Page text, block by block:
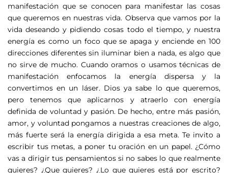
manifestación que se conocen para manifestar las cosas
que queremos en nuestras vida. Observa que vamos por la
vida deseando y pidiendo cosas todo el tiempo, y nuestra
energía es como un foco que se apaga y enciende en 100
direcciones diferentes sin iluminar bien a nada, es algo que
no sirve de mucho. Cuando oramos o usamos técnicas de
manifestación enfocamos la energía dispersa y la
convertimos en un láser. Dios ya sabe lo que queremos,
pero tenemos que aplicarnos y atraerlo con energía
definida de voluntad y pasión. De hecho, entre más pasión,
amor, y voluntad pongamos a nuestras creaciones de algo,
más fuerte será la energía dirigida a esa meta. Te invito a
escribir tus metas, a poner tu oración en un papel. ¿Cómo
vas a dirigir tus pensamientos si no sabes lo que realmente
quieres? ¿Que quieres? ¿Lo que quieres está por escrito?